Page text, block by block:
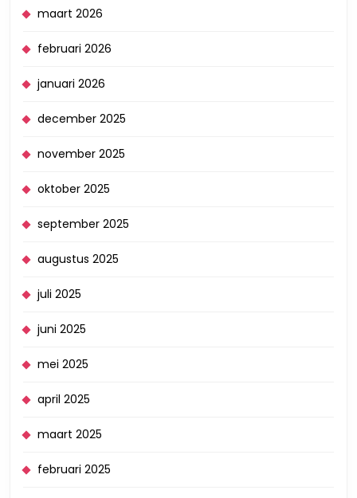
maart 2026
februari 2026
januari 2026
december 2025
november 2025
oktober 2025
september 2025
augustus 2025
juli 2025
juni 2025
mei 2025
april 2025
maart 2025
februari 2025